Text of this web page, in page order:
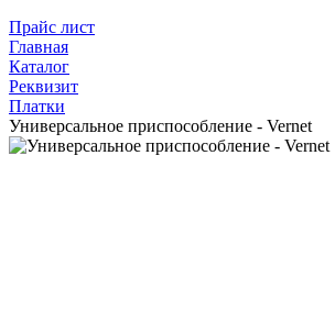
Прайс лист
Главная
Каталог
Реквизит
Платки
Универсальное приспособление - Vernet